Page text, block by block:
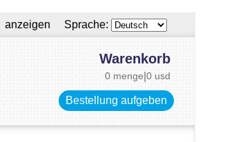
anzeigen Sprache:
Warenkorb
0 menge 0 usd
Bestellung aufgeben